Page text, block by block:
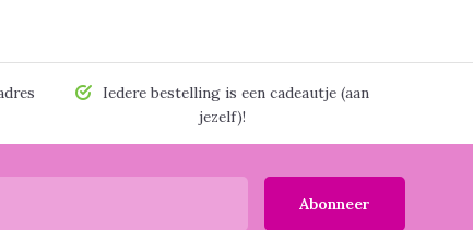
Iedere bestelling is een cadeautje (aan
jezelf)!
Abonneer